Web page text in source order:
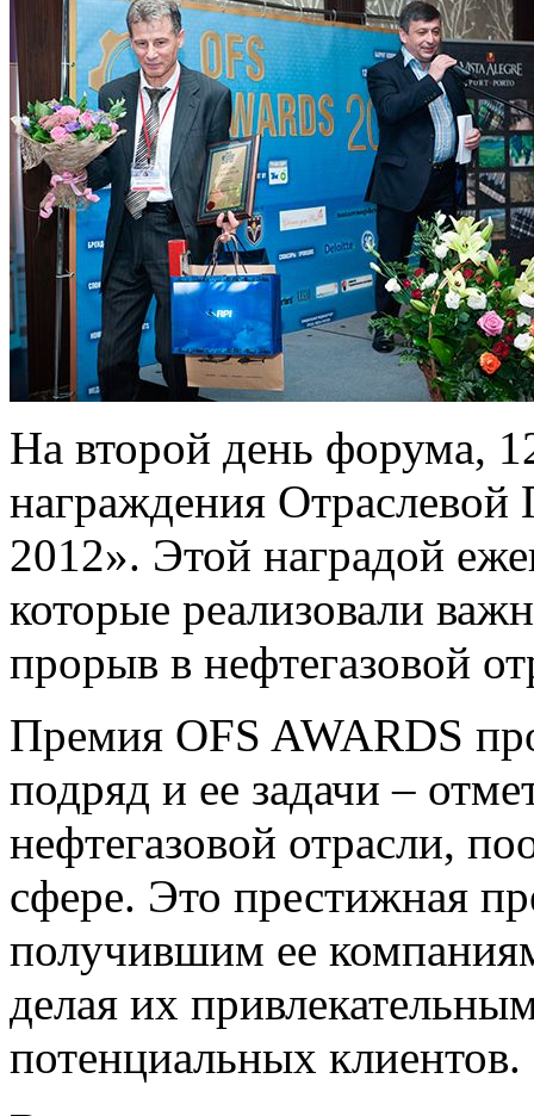
На второй день форума,
награждения
2012». Этой наградой
которые реализовали
прорыв в нефтегазовой
Премия OFS AWARDS
подряд и ее задачи –
нефтегазовой отрасли,
сфере. Это престижная
получившим ее
делая их
потенциальных клиентов.